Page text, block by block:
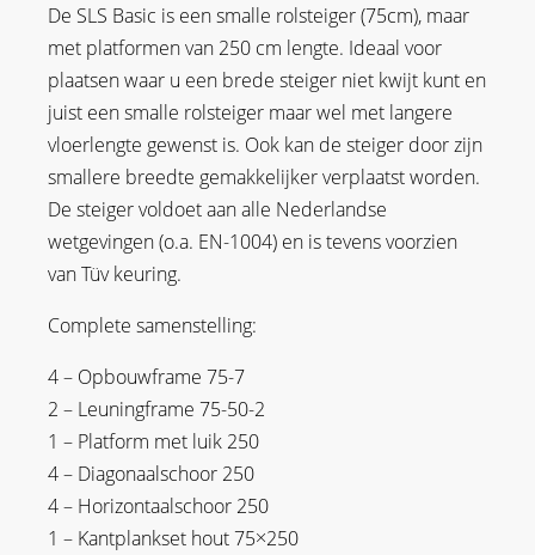
De SLS Basic is een smalle rolsteiger (75cm), maar
met platformen van 250 cm lengte. Ideaal voor
plaatsen waar u een brede steiger niet kwijt kunt en
juist een smalle rolsteiger maar wel met langere
vloerlengte gewenst is. Ook kan de steiger door zijn
smallere breedte gemakkelijker verplaatst worden.
De steiger voldoet aan alle Nederlandse
wetgevingen (o.a. EN-1004) en is tevens voorzien
van Tüv keuring.
Complete samenstelling:
4 – Opbouwframe 75-7
2 – Leuningframe 75-50-2
1 – Platform met luik 250
4 – Diagonaalschoor 250
4 – Horizontaalschoor 250
1 – Kantplankset hout 75×250